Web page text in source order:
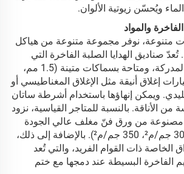
ويُحسّن زيوتية الألوان.
والمواد
متنوعة، نوفر مجموعة متنوعة من هياكل
صناديق الهدايا الصلبة الفاخرة التي
نقدمها عالية القيمة المدركة، ومتاحة بسماكات متينة (1.5 مم،
مم) وخيارات إغلاق أنيقة مثل الإغلاق المغناطيسي أو
ويمكن إنهاؤها باستخدام أشرطة ساتان
الأناقة. بالنسبة للمتاجر القياسية، نزود
مصنوعة من ورق فنّ مغلف عالي الجودة
(مثل 250 جم/م²، 300 جم/م²، 350 جم/م²). بالإضافة إلى ذلك،
الخاصة ذات القوام الفريد، والتي تُعد
الفاخرة البسيطة عند دمجها مع ختم